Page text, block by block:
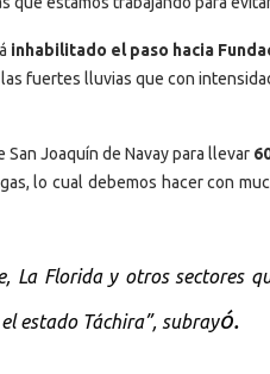
inhabilitado el paso hacia
fuertes lluvias que con
Joaquín de Navay para llevar
lo cual debemos hacer con
La Florida y otros sectores
estado Táchira”, subrayó.